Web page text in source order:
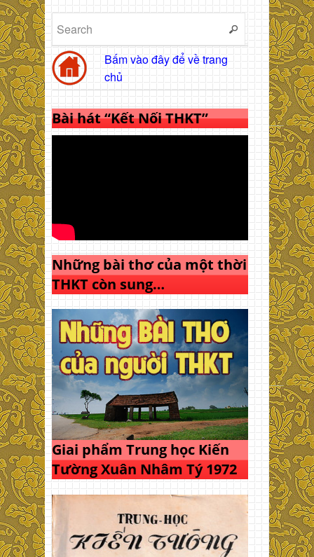
Bấm vào đây để về trang
chủ
Bài hát “Kết Nối THKT”
Những bài thơ của một thời
THKT còn sung…
Giai phẩm Trung học Kiến
Tường Xuân Nhâm Tý 1972